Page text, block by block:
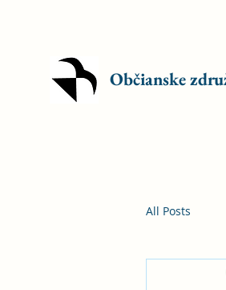
Občianske
All Posts